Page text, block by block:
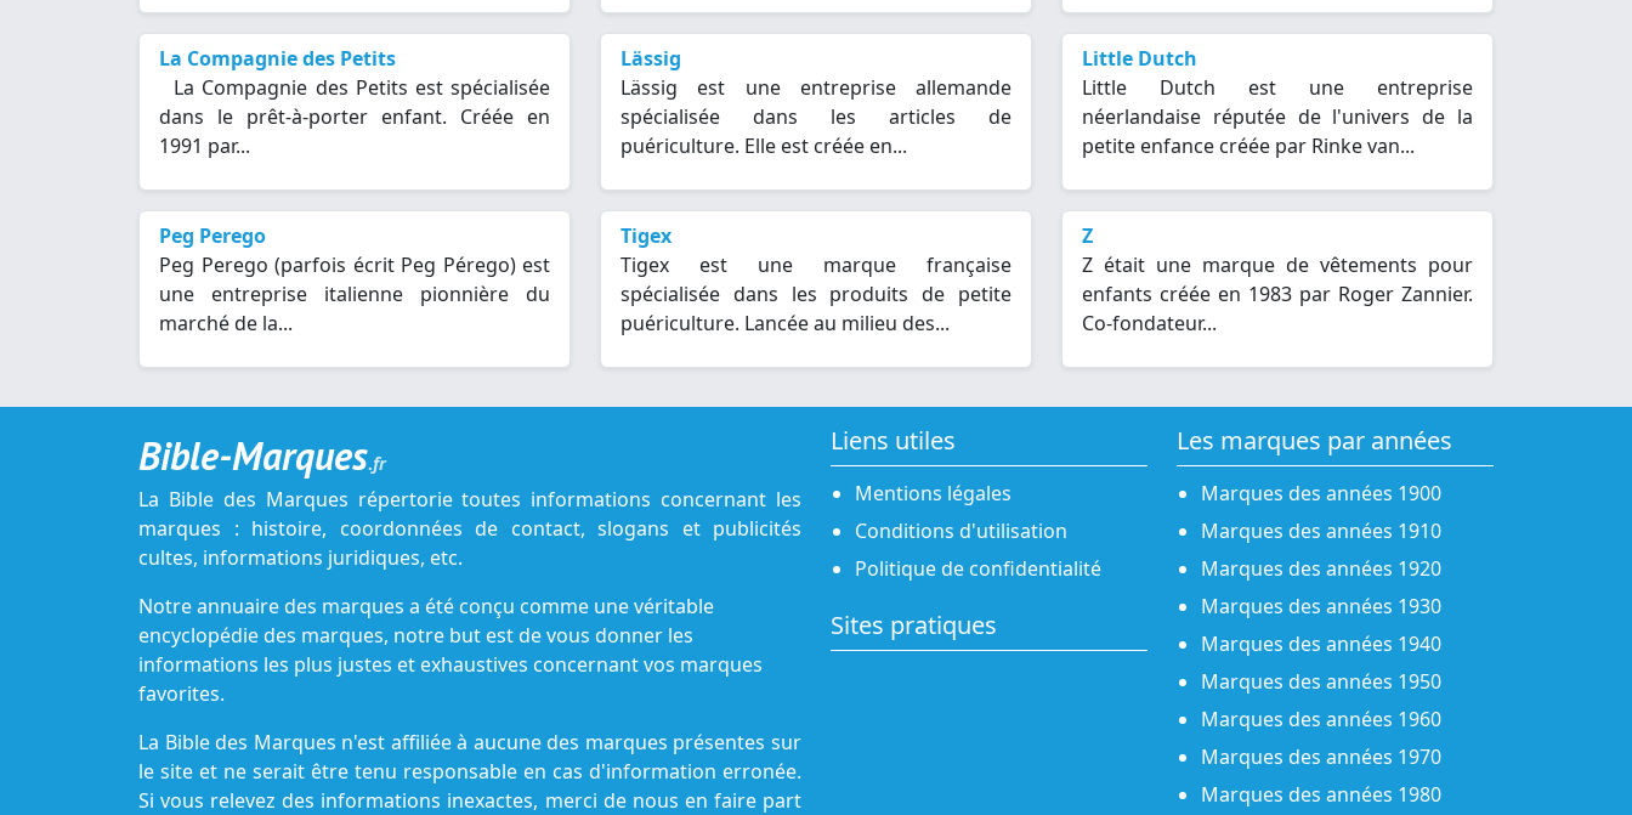
La Compagnie des Petits
La Compagnie des Petits est spécialisée
dans le prêt-à-porter enfant. Créée en
1991 par...
Lässig
Lässig est une entreprise allemande
spécialisée dans les articles de
puériculture. Elle est créée en...
Little Dutch
Little Dutch est une entreprise
néerlandaise réputée de l'univers de la
petite enfance créée par Rinke van...
Peg Perego
Peg Perego (parfois écrit Peg Pérego) est
une entreprise italienne pionnière du
marché de la...
Tigex
Tigex est une marque française
spécialisée dans les produits de petite
puériculture. Lancée au milieu des...
Z
Z était une marque de vêtements pour
enfants créée en 1983 par Roger Zannier.
Co-fondateur...
Bible-Marques.fr
La Bible des Marques répertorie toutes informations concernant les
marques : histoire, coordonnées de contact, slogans et publicités
cultes, informations juridiques, etc.
Notre annuaire des marques a été conçu comme une véritable
encyclopédie des marques, notre but est de vous donner les
informations les plus justes et exhaustives concernant vos marques
favorites.
La Bible des Marques n'est affiliée à aucune des marques présentes sur
le site et ne serait être tenu responsable en cas d'information erronée.
Si vous relevez des informations inexactes, merci de nous en faire part
Liens utiles
Mentions légales
Conditions d'utilisation
Politique de confidentialité
Sites pratiques
Les marques par années
Marques des années 1900
Marques des années 1910
Marques des années 1920
Marques des années 1930
Marques des années 1940
Marques des années 1950
Marques des années 1960
Marques des années 1970
Marques des années 1980